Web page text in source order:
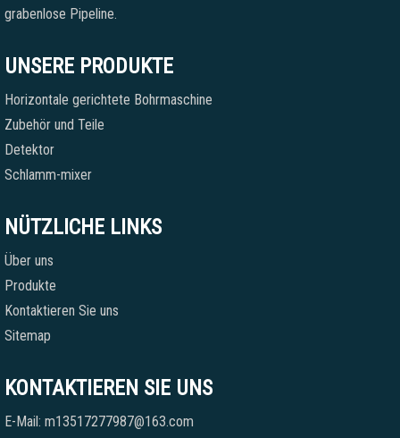
grabenlose Pipeline.
UNSERE PRODUKTE
Horizontale gerichtete Bohrmaschine
Zubehör und Teile
Detektor
Schlamm-mixer
NÜTZLICHE LINKS
Über uns
Produkte
Kontaktieren Sie uns
Sitemap
KONTAKTIEREN SIE UNS
E-Mail: m13517277987@163.com